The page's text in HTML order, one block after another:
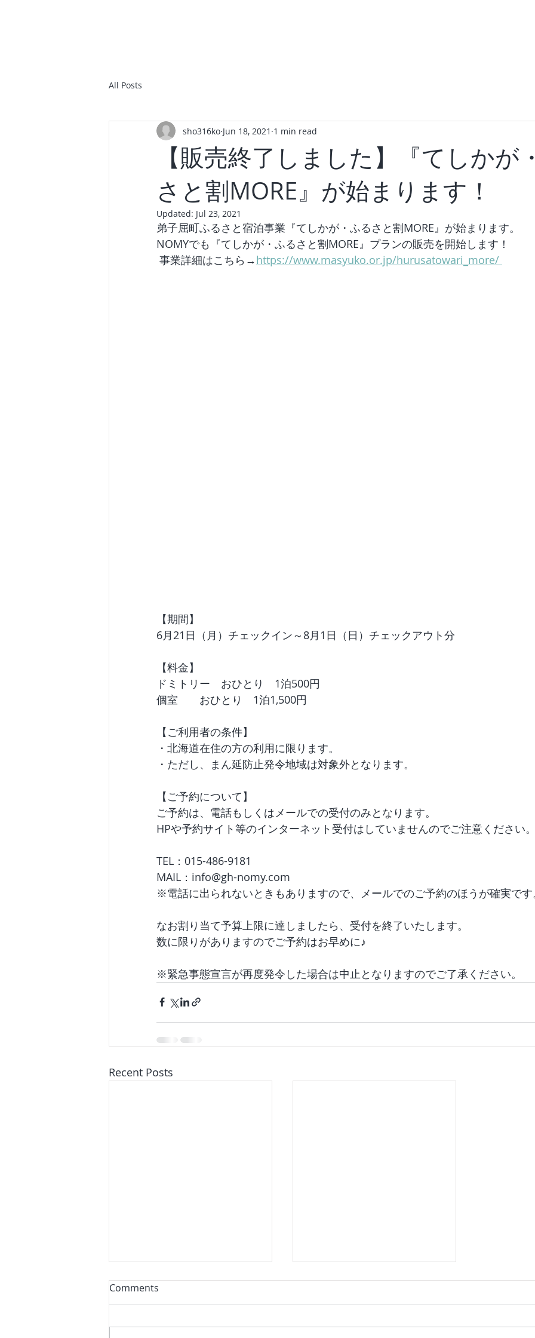
All Posts
【販売終了しました】『てしかが
さと割MORE』が始まります！
sho316ko Jun 18, 2021 1 min read
Updated: Jul 23, 2021
弟子屈町ふるさと宿泊事業『てしかが・ふるさと割MORE』が始まります。
NOMYでも『てしかが・ふるさと割MORE』プランの販売を開始します！
事業詳細はこちら→https://www.masyuko.or.jp/hurusatowari_more/
【期間】
6月21日（月）チェックイン～8月1日（日）チェックアウト分
【料金】
ドミトリー　おひとり　1泊500円
個室　　おひとり　1泊1,500円
【ご利用者の条件】
・北海道在住の方の利用に限ります。
・ただし、まん延防止発令地域は対象外となります。
【ご予約について】
ご予約は、電話もしくはメールでの受付のみとなります。
HPや予約サイト等のインターネット受付はしていませんのでご注意ください
TEL：015-486-9181
MAIL：info@gh-nomy.com
※電話に出られないときもありますので、メールでのご予約のほうが確実で
なお割り当て予算上限に達しましたら、受付を終了いたします。
数に限りがありますのでご予約はお早めに♪
※緊急事態宣言が再度発令した場合は中止となりますのでご了承ください。
Recent Posts
Comments